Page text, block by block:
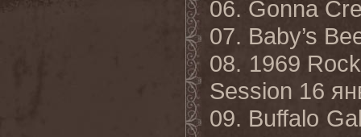
06. Gonna
07. Baby’s
08. 1969
Session 16
09. Buffalo